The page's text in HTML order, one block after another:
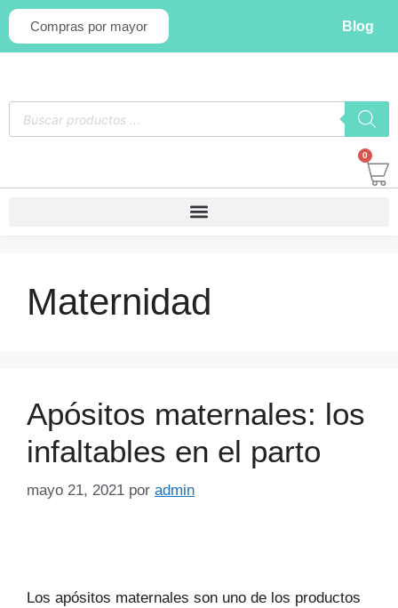
Compras por mayor Blog
0
Maternidad
Apósitos maternales: los
infaltables en el parto
mayo 21, 2021 por admin
Los apósitos maternales son uno de los productos